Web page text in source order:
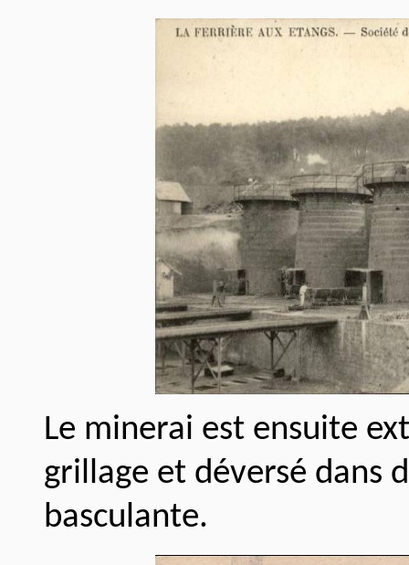
Le minerai est ensuite
grillage et déversé dans
basculante.